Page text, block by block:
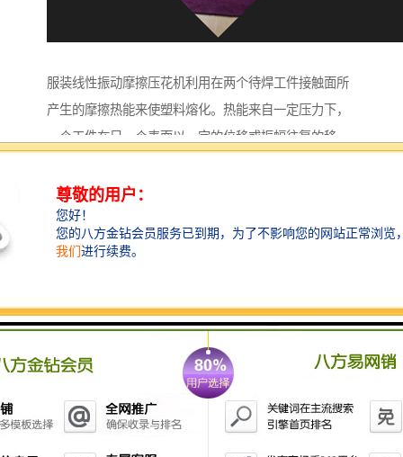
服装线性振动摩擦压花机利用在两个待焊工件接触面所
产生的摩擦热能来使塑料熔化。热能来自一定压力下，
一个工件在另一个表面以一定的位移或振幅往复的移
旧会有一定的压力施加于两个工件上，使刚刚热合好的
部分冷却、固化，从而形成紧密地结合。